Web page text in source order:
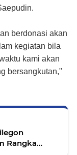
berdonasi akan
kegiatan bila
kami akan
bersangkutan,"
Rangka